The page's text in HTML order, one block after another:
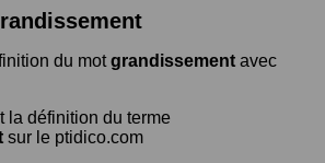
du motgrandissement avec
la définition du terme
sur le ptidico.com